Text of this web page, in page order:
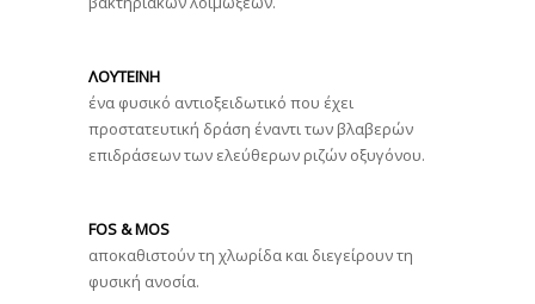
ΛΟΥΤΕΪΝΗ
ένα φυσικό αντιοξειδωτικό που έχει
προστατευτική δράση έναντι των βλαβερών
επιδράσεων των ελεύθερων ριζών οξυγόνου.
FOS & MOS
αποκαθιστούν τη χλωρίδα και διεγείρουν τη
φυσική ανοσία.